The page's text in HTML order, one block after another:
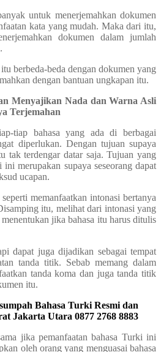
untuk menerjemahkan dokumen
kata yang mudah. Maka dari itu,
dokumen dalam jumlah
berbeda-beda dengan dokumen yang
dengan bantuan ungkapan itu.
Menyajikan Nada dan Warna Asli
Terjemahan
tiap bahasa yang ada di berbagai
diperlukan. Dengan tujuan supaya
tak terdengar datar saja. Tujuan yang
merupakan supaya seseorang dapat
ucapan.
memanfaatkan intonasi bertanya
itu, melihat dari intonasi yang
jika bahasa itu harus ditulis
dapat juga dijadikan sebagai tempat
tanda titik. Sebab memang dalam
tanda koma dan juga tanda titik
itu.
Bahasa Turki Resmi dan
Jakarta Utara 0877 2768 8883
jika pemanfaatan bahasa Turki ini
oleh orang yang menguasai bahasa